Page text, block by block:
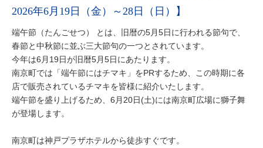
2026年6月19日（金）～28日（日）】
端午節（たんごせつ） とは、旧暦の5月5日に行われる節句で、
春節と中秋節に並ぶ三大節句の一つとされています。
今年は6月19日が旧暦5月5日にあたります。
南京町では「端午節にはチマキ」をPRするため、この時期に各
店で販売されているチマキを皆様に紹介いたします。
端午節を盛り上げるため、6月20日(土)には南京町広場に獅子舞
が登場します。
南京町は神戸プラザホテルから徒歩すぐです。